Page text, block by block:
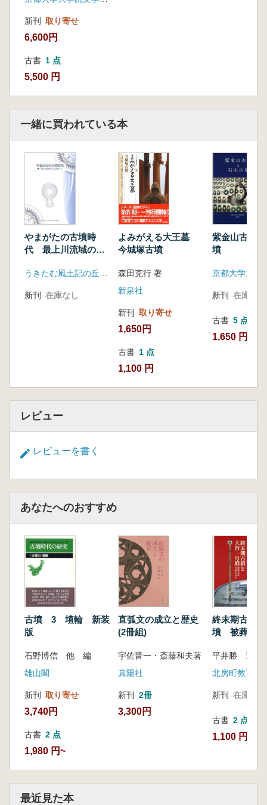
新刊 取り寄せ
6,600円
古書 1 点
5,500 円
一緒に買われている本
やまがたの古墳時
代 最上川流域のム
新刊 在庫なし
よみがえる大王墓
今城塚古墳
森田克行 著
新泉社
新刊 取り寄せ
1,650円
古書 1 点
1,100 円
紫金山古墳
墳
京都大学文学
新刊 在庫なし
古書 5 点
1,650 円~
レビュー
レビューを書く
あなたへのおすすめ
古墳 3 埴輪 新装
版
石野博信 他 編
雄山閣
新刊 取り寄せ
3,740円
古書 2 点
1,980 円~
直弧文の成立と歴史
(2冊組)
宇佐晋一・斎藤和夫著
真陽社
新刊 2冊
3,300円
終末期古墳
墳 被葬者は
平井勝 近藤
北房町教育委
新刊 在庫なし
古書 2 点
1,100 円~
最近見た本